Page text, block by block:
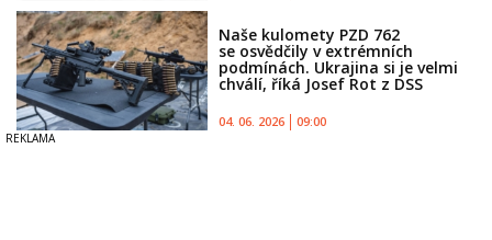
Naše kulomety PZD 762
se osvědčily v extrémních
podmínách. Ukrajina si je velmi
chválí, říká Josef Rot z DSS
04. 06. 2026 09:00